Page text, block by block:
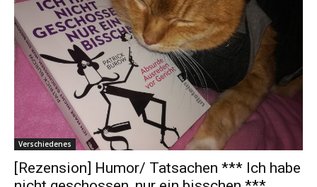
Verschiedenes
[Rezension] Humor/ Tatsachen *** Ich habe